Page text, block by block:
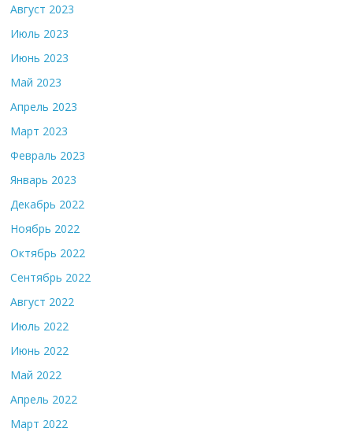
Август 2023
Июль 2023
Июнь 2023
Май 2023
Апрель 2023
Март 2023
Февраль 2023
Январь 2023
Декабрь 2022
Ноябрь 2022
Октябрь 2022
Сентябрь 2022
Август 2022
Июль 2022
Июнь 2022
Май 2022
Апрель 2022
Март 2022